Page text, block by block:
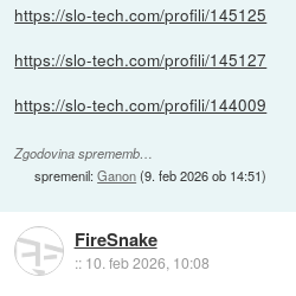
https://slo-tech.com/profili/145125
https://slo-tech.com/profili/145127
https://slo-tech.com/profili/144009
Zgodovina sprememb…
spremenil:Ganon(9. feb 2026 ob 14:51)
FireSnake
:: 10. feb 2026, 10:08